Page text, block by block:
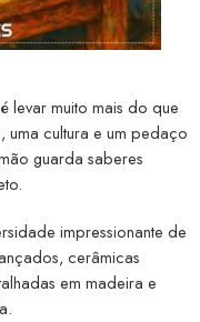
levar muito mais do que
uma cultura e um pedaço
guarda saberes
impressionante de
cerâmicas
em madeira e